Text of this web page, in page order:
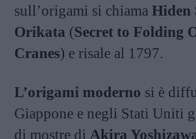
sull’origami si chiama Hiden
Orikata (Secret to Folding
Cranes) e risale al 1797.
L’origami moderno si è
Giappone e negli Stati Uniti
di mostre di Akira